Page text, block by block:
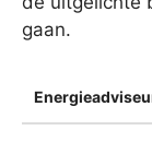
gaan.